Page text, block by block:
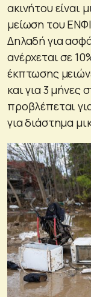
ακινήτου είναι
μείωση του
Δηλαδή για
ανέρχεται σε
έκπτωσης
και για 3 μήνες
προβλέπεται
για διάστημα